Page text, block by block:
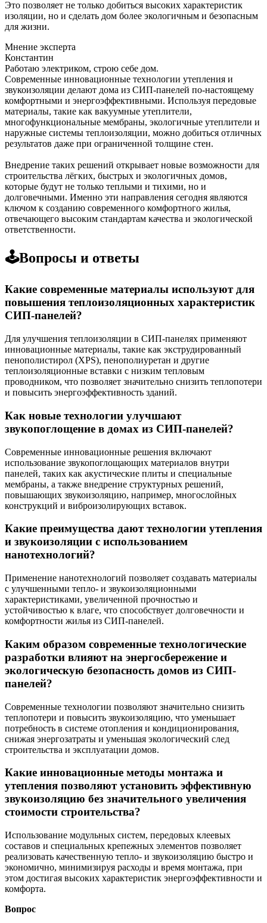
Это позволяет не только добиться высоких характеристик
изоляции, но и сделать дом более экологичным и безопасным
для жизни.
Мнение эксперта
Константин
Работаю электриком, строю себе дом.
Современные инновационные технологии утепления и
звукоизоляции делают дома из СИП-панелей по-настоящему
комфортными и энергоэффективными. Используя передовые
материалы, такие как вакуумные утеплители,
многофункциональные мембраны, экологичные утеплители и
наружные системы теплоизоляции, можно добиться отличных
результатов даже при ограниченной толщине стен.
Внедрение таких решений открывает новые возможности для
строительства лёгких, быстрых и экологичных домов,
которые будут не только теплыми и тихими, но и
долговечными. Именно эти направления сегодня являются
ключом к созданию современного комфортного жилья,
отвечающего высоким стандартам качества и экологической
ответственности.
🕹️Вопросы и ответы
Какие современные материалы используют для
повышения теплоизоляционных характеристик
СИП-панелей?
Для улучшения теплоизоляции в СИП-панелях применяют
инновационные материалы, такие как экструдированный
пенополистирол (XPS), пенополиуретан и другие
теплоизоляционные вставки с низким тепловым
проводником, что позволяет значительно снизить теплопотери
и повысить энергоэффективность зданий.
Как новые технологии улучшают
звукопоглощение в домах из СИП-панелей?
Современные инновационные решения включают
использование звукопоглощающих материалов внутри
панелей, таких как акустические плиты и специальные
мембраны, а также внедрение структурных решений,
повышающих звукоизоляцию, например, многослойных
конструкций и виброизолирующих вставок.
Какие преимущества дают технологии утепления
и звукоизоляции с использованием
нанотехнологий?
Применение нанотехнологий позволяет создавать материалы
с улучшенными тепло- и звукоизоляционными
характеристиками, увеличенной прочностью и
устойчивостью к влаге, что способствует долговечности и
комфортности жилья из СИП-панелей.
Каким образом современные технологические
разработки влияют на энергосбережение и
экологическую безопасность домов из СИП-
панелей?
Современные технологии позволяют значительно снизить
теплопотери и повысить звукоизоляцию, что уменьшает
потребность в системе отопления и кондиционирования,
снижая энергозатраты и уменьшая экологический след
строительства и эксплуатации домов.
Какие инновационные методы монтажа и
утепления позволяют установить эффективную
звукоизоляцию без значительного увеличения
стоимости строительства?
Использование модульных систем, передовых клеевых
составов и специальных крепежных элементов позволяет
реализовать качественную тепло- и звукоизоляцию быстро и
экономично, минимизируя расходы и время монтажа, при
этом достигая высоких характеристик энергоэффективности и
комфорта.
Вопрос